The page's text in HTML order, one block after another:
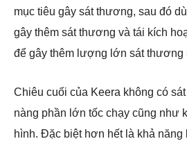
mục tiêu gây sát thương, sau đó
gây thêm sát thương và tái kích
để gây thêm lượng lớn sát thương
Chiêu cuối của Keera không có
nàng phần lớn tốc chạy cũng như
hình. Đặc biệt hơn hết là khả năng